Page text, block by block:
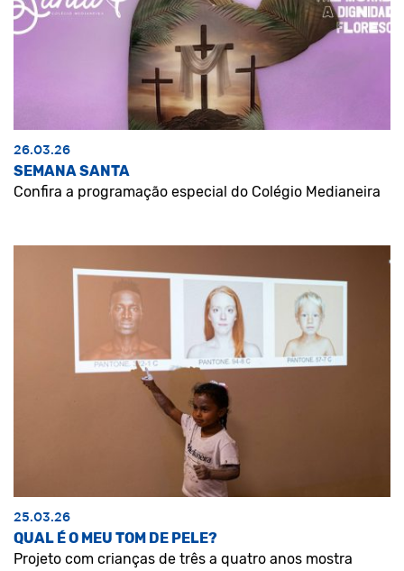
26.03.26
SEMANA SANTA
Confira a programação especial do Colégio Medianeira
25.03.26
QUAL É O MEU TOM DE PELE?
Projeto com crianças de três a quatro anos mostra